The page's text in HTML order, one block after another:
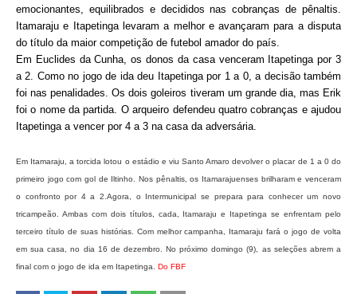
emocionantes, equilibrados e decididos nas cobranças de pênaltis.
Itamaraju e Itapetinga levaram a melhor e avançaram para a disputa
do título da maior competição de futebol amador do país.
Em Euclides da Cunha, os donos da casa venceram Itapetinga por 3
a 2. Como no jogo de ida deu Itapetinga por 1 a 0, a decisão também
foi nas penalidades. Os dois goleiros tiveram um grande dia, mas Erik
foi o nome da partida. O arqueiro defendeu quatro cobranças e ajudou
Itapetinga a vencer por 4 a 3 na casa da adversária.
Em Itamaraju, a torcida lotou o estádio e viu Santo Amaro devolver o placar de 1 a 0 do
primeiro jogo com gol de Iltinho. Nos pênaltis, os Itamarajuenses brilharam e venceram
o confronto por 4 a 2.Agora, o Intermunicipal se prepara para conhecer um novo
tricampeão. Ambas com dois títulos, cada, Itamaraju e Itapetinga se enfrentam pelo
terceiro título de suas histórias. Com melhor campanha, Itamaraju fará o jogo de volta
em sua casa, no dia 16 de dezembro. No próximo domingo (9), as seleções abrem a
final com o jogo de ida em Itapetinga. Do FBF